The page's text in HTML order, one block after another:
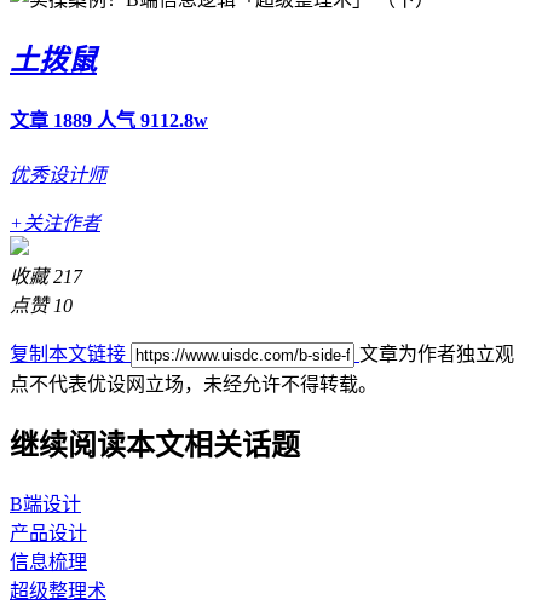
土拨鼠
文章 1889 人气 9112.8w
优秀设计师
+关注作者
收藏 217
点赞 10
复制本文链接
文章为作者独立观
点不代表优设网立场， 未经允许不得转载。
继续阅读本文相关话题
B端设计
产品设计
信息梳理
超级整理术